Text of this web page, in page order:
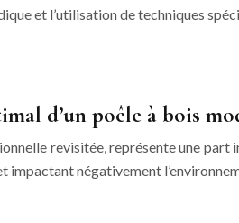
et l’utilisation de techniques
d’un poêle à bois
revisitée, représente une
impactant négativement